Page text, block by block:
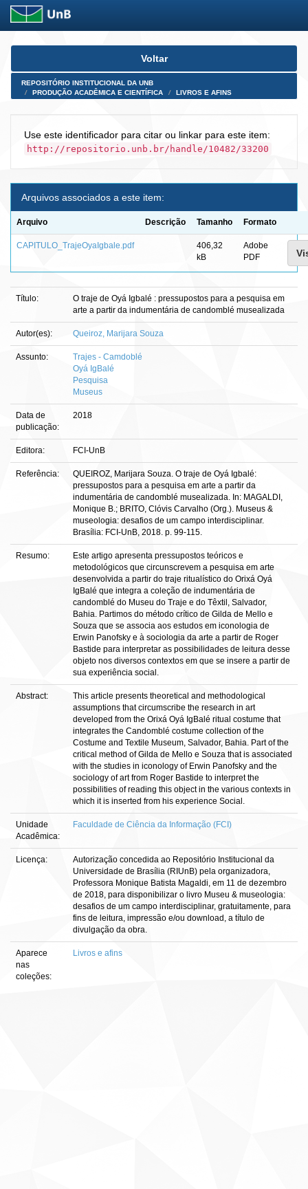
Skip
Voltar
REPOSITÓRIO INSTITUCIONAL DA UNB
PRODUÇÃO ACADÊMICA E CIENTÍFICA
LIVROS E AFINS
Use este identificador para citar ou linkar para este item:
http://repositorio.unb.br/handle/10482/33200
Arquivos associados a este item:
Arquivo Descrição Tamanho Formato
CAPITULO_TrajeOyaIgbale.pdf
406,32
kB
Adobe
PDF
Título:
O traje de Oyá Igbalé : pressupostos para a pesquisa em
arte a partir da indumentária de candomblé musealizada
Autor(es): Queiroz, Marijara Souza
Assunto:
Trajes - Camdoblé
Oyá IgBalé
Pesquisa
Museus
Data de
publicação:
2018
Editora: FCI-UnB
Referência:
QUEIROZ, Marijara Souza. O traje de Oyá Igbalé:
pressupostos para a pesquisa em arte a partir da
indumentária de candomblé musealizada. In: MAGALDI,
Monique B.; BRITO, Clóvis Carvalho (Org.). Museus &
museologia: desafios de um campo interdisciplinar.
Brasília: FCI-UnB, 2018. p. 99-115.
Resumo:
Este artigo apresenta pressupostos teóricos e
metodológicos que circunscrevem a pesquisa em arte
desenvolvida a partir do traje ritualístico do Orixá Oyá
IgBalé que integra a coleção de indumentária de
candomblé do Museu do Traje e do Têxtil, Salvador,
Bahia. Partimos do método crítico de Gilda de Mello e
Souza que se associa aos estudos em iconologia de
Erwin Panofsky e à sociologia da arte a partir de Roger
Bastide para interpretar as possibilidades de leitura desse
objeto nos diversos contextos em que se insere a partir de
sua experiência social.
Abstract:
This article presents theoretical and methodological
assumptions that circumscribe the research in art
developed from the Orixá Oyá IgBalé ritual costume that
integrates the Candomblé costume collection of the
Costume and Textile Museum, Salvador, Bahia. Part of the
critical method of Gilda de Mello e Souza that is associated
with the studies in iconology of Erwin Panofsky and the
sociology of art from Roger Bastide to interpret the
possibilities of reading this object in the various contexts in
which it is inserted from his experience Social.
Unidade
Acadêmica:
Faculdade de Ciência da Informação (FCI)
Licença:
Autorização concedida ao Repositório Institucional da
Universidade de Brasília (RIUnB) pela organizadora,
Professora Monique Batista Magaldi, em 11 de dezembro
de 2018, para disponibilizar o livro Museu & museologia:
desafios de um campo interdisciplinar, gratuitamente, para
fins de leitura, impressão e/ou download, a título de
divulgação da obra.
Aparece
nas
coleções:
Livros e afins